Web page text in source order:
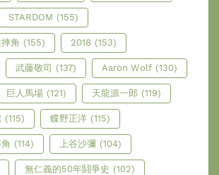
STARDOM (155)
角 (155) 2018 (153)
武藤敬司 (137) Aaron Wolf (130)
巨人馬場 (121) 天龍源一郎 (119)
(115) 蝶野正洋 (115)
(114) 上谷沙彌 (104)
無仁義的50年鬪爭史 (102)